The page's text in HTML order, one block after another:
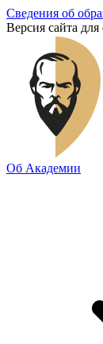
Сведения об
Версия сайта
Об Академии